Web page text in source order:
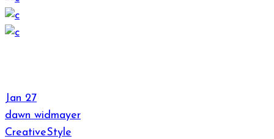
Jan 27
dawn widmayer
CreativeStyle